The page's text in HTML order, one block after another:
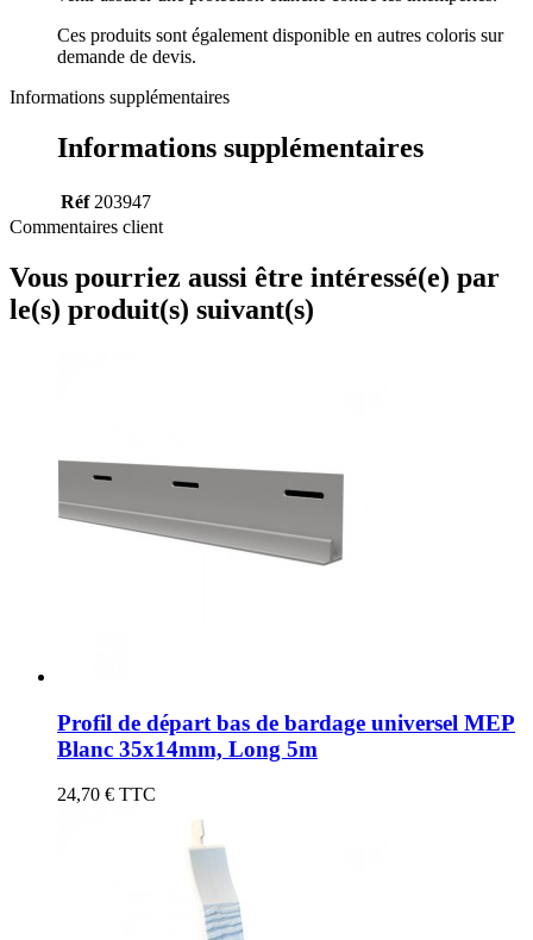
Ces produits sont également disponible en autres coloris sur
demande de devis.
Informations supplémentaires
Informations supplémentaires
Réf 203947
Commentaires client
Vous pourriez aussi être intéressé(e) par
le(s) produit(s) suivant(s)
Profil de départ bas de bardage universel MEP
Blanc 35x14mm, Long 5m
24,70 € TTC